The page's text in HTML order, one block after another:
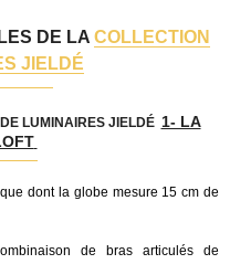
DE LA COLLECTION
JIELDÉ
LUMINAIRES JIELDÉ 1- LA
dont la globe mesure 15 cm de
de bras articulés de